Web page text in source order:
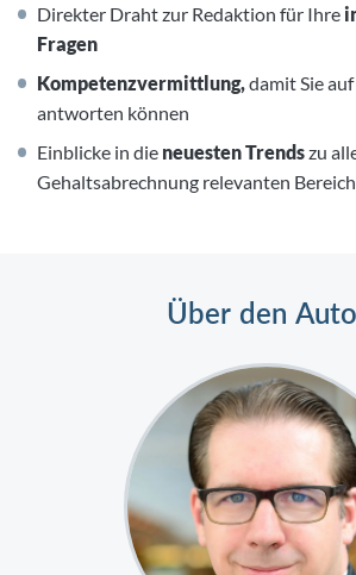
Direkter Draht zur Redaktion für Ihre
Fragen
Kompetenzvermittlung, damit Sie
antworten können
Einblicke in die neuesten Trendszu
Gehaltsabrechnung relevanten
Über den